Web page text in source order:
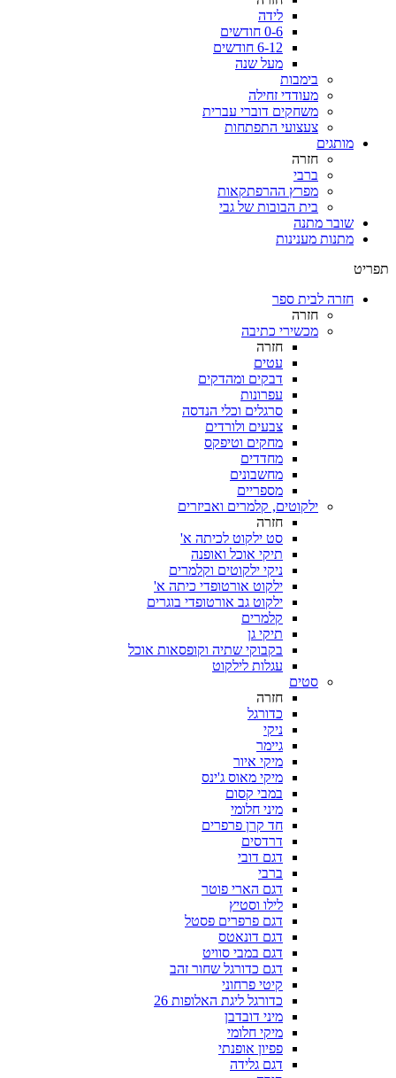
לידה
0-6 חודשים
6-12 חודשים
מעל שנה
בימבות
מעודדי זחילה
משחקים דוברי עברית
צעצועי התפתחות
מותגים
חזרה
ברבי
מפרץ ההרפתקאות
בית הבובות של גבי
שובר מתנה
מתנות מענינות
תפריט
חזרה לבית ספר
חזרה
מכשירי כתיבה
חזרה
עטים
דבקים ומהדקים
עפרונות
סרגלים וכלי הנדסה
צבעים ולורדים
מחקים וטיפקס
מחדדים
מחשבונים
מספריים
ילקוטים, קלמרים ואביזרים
חזרה
סט ילקוט לכיתה א'
תיקי אוכל ואופנה
ניקי ילקוטים וקלמרים
ילקוט אורטופדי כיתה א'
ילקוט גב אורטופדי בוגרים
קלמרים
תיקי גן
בקבוקי שתיה וקופסאות אוכל
עגלות לילקוט
סטים
חזרה
כדורגל
ניקי
גיימר
מיקי איור
מיקי מאוס ג'ינס
במבי קסום
מיני חלומי
חד קרן פרפרים
דרדסים
דגם דובי
ברבי
דגם הארי פוטר
לילו וסטיץ
דגם פרפרים פסטל
דגם דונאטס
דגם במבי סוויט
דגם כדורגל שחור זהב
קיטי פרחוני
כדורגל ליגת האלופות 26
מיני דובדבן
מיקי חלומי
פפיון אופנתי
דגם גלידה